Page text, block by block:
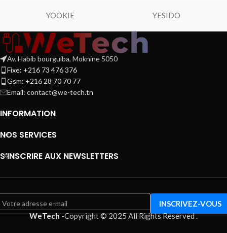
YOOKIE YESIDO
Av. Habib bourguiba, Moknine 5050
Fixe: +216 73 476 376
Gsm: +216 28 70 70 77
Email: contact@we-tech.tn
INFORMATION
NOS SERVICES
S’INSCRIRE AUX NEWSLETTERS
WeTech-Copyright © 2025 All Rights Reserved.